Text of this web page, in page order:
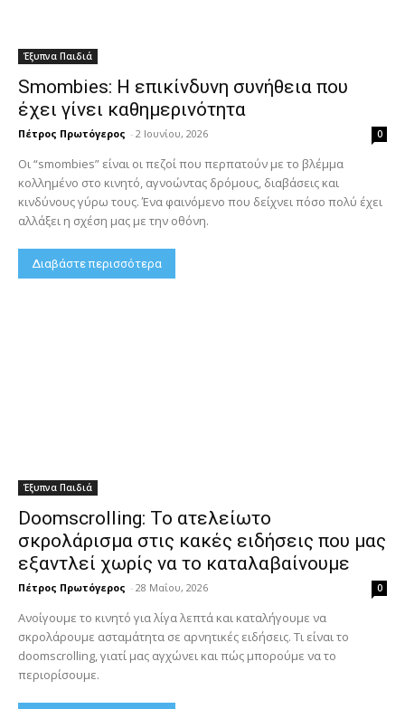
Έξυπνα Παιδιά
Smombies: Η επικίνδυνη συνήθεια που
έχει γίνει καθημερινότητα
Πέτρος Πρωτόγερος - 2 Ιουνίου, 2026 0
Οι “smombies” είναι οι πεζοί που περπατούν με το βλέμμα
κολλημένο στο κινητό, αγνοώντας δρόμους, διαβάσεις και
κινδύνους γύρω τους. Ένα φαινόμενο που δείχνει πόσο πολύ έχει
αλλάξει η σχέση μας με την οθόνη.
Διαβάστε περισσότερα
Έξυπνα Παιδιά
Doomscrolling: Το ατελείωτο
σκρολάρισμα στις κακές ειδήσεις που μας
εξαντλεί χωρίς να το καταλαβαίνουμε
Πέτρος Πρωτόγερος - 28 Μαΐου, 2026 0
Ανοίγουμε το κινητό για λίγα λεπτά και καταλήγουμε να
σκρολάρουμε ασταμάτητα σε αρνητικές ειδήσεις. Τι είναι το
doomscrolling, γιατί μας αγχώνει και πώς μπορούμε να το
περιορίσουμε.